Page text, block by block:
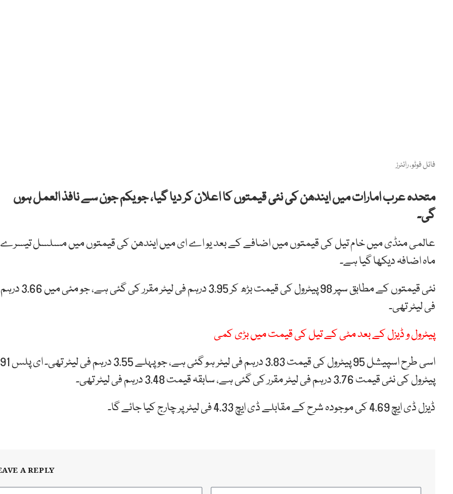
فائل فوٹو، رائٹرز
متحدہ عرب امارات میں ایندھن کی نئی قیمتوں کا اعلان کر دیا گیا، جو یکم جون سے نافذ العمل ہوں
گی۔
عالمی منڈی میں خام تیل کی قیمتوں میں اضافے کے بعد یو اے ای میں ایندھن کی قیمتوں میں مسلسل تیسرے
ماہ اضافہ دیکھا گیا ہے۔
نئی قیمتوں کے مطابق سپر 98 پیٹرول کی قیمت بڑھ کر 3.95 درہم فی لیٹر مقرر کی گئی ہے، جو مئی میں 3.66 درہم
فی لیٹر تھی۔
پیٹرول و ڈیزل کے بعد مٹی کے تیل کی قیمت میں بڑی کمی
اسی طرح اسپیشل 95 پیٹرول کی قیمت 3.83 درہم فی لیٹر ہو گئی ہے، جو پہلے 3.55 درہم فی لیٹر تھی۔ ای پلس 91
پیٹرول کی نئی قیمت 3.76 درہم فی لیٹر مقرر کی گئی ہے، سابقہ قیمت 3.48 درہم فی لیٹر تھی۔
ڈیزل ڈی ایچ 4.69 کی موجودہ شرح کے مقابلے ڈی ایچ 4.33 فی لیٹر پر چارج کیا جائے گا۔
A REPLY